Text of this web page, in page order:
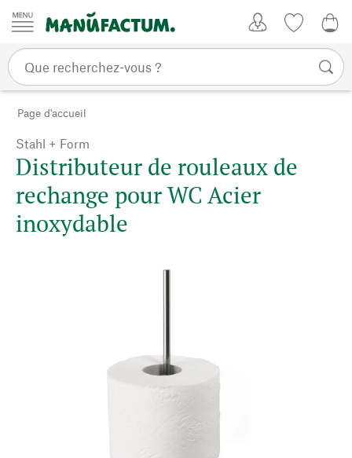
Passer au contenu
Page d'accueil
Stahl + Form
Distributeur de rouleaux de
rechange pour WC Acier
inoxydable